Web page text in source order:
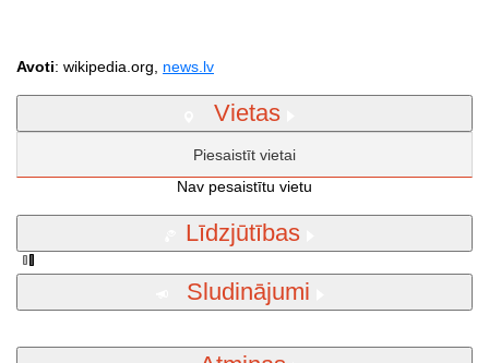
Avoti: wikipedia.org, news.lv
Vietas
Piesaistīt vietai
Nav pesaistītu vietu
Līdzjūtības
Sludinājumi